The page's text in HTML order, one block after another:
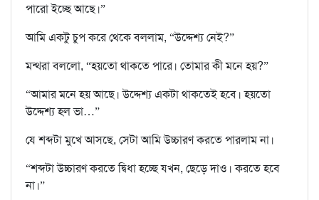
পারো ইচ্ছে আছে।”
আমি একটু চুপ করে থেকে বললাম, “উদ্দেশ‍্য নেই?”
মন্থরা বললো, “হয়তো থাকতে পারে। তোমার কী মনে হয়?”
“আমার মনে হয় আছে। উদ্দেশ‍্য একটা থাকতেই হবে। হয়তো
উদ্দেশ‍্য হল ভা…”
যে শব্দটা মুখে আসছে, সেটা আমি উচ্চারণ করতে পারলাম না।
“শব্দটা উচ্চারণ করতে দ্বিধা হচ্ছে যখন, ছেড়ে দাও। করতে হবে
না।”